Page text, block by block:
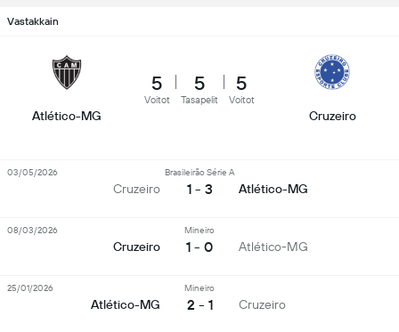
Vastakkain
Atlético-MG
5
Voitot
5
Tasapelit
5
Voitot
Cruzeiro
Cruzeiro
Brasileirão Série A
1 - 3 Atlético-MG
03/05/2026
Cruzeiro
Mineiro
1 - 0 Atlético-MG
08/03/2026
Atlético-MG
Mineiro
2 - 1 Cruzeiro
25/01/2026